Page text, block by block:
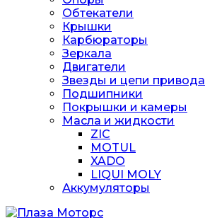
Обтекатели
Крышки
Карбюраторы
Зеркала
Двигатели
Звезды и цепи привода
Подшипники
Покрышки и камеры
Масла и жидкости
ZIC
MOTUL
XADO
LIQUI MOLY
Аккумуляторы